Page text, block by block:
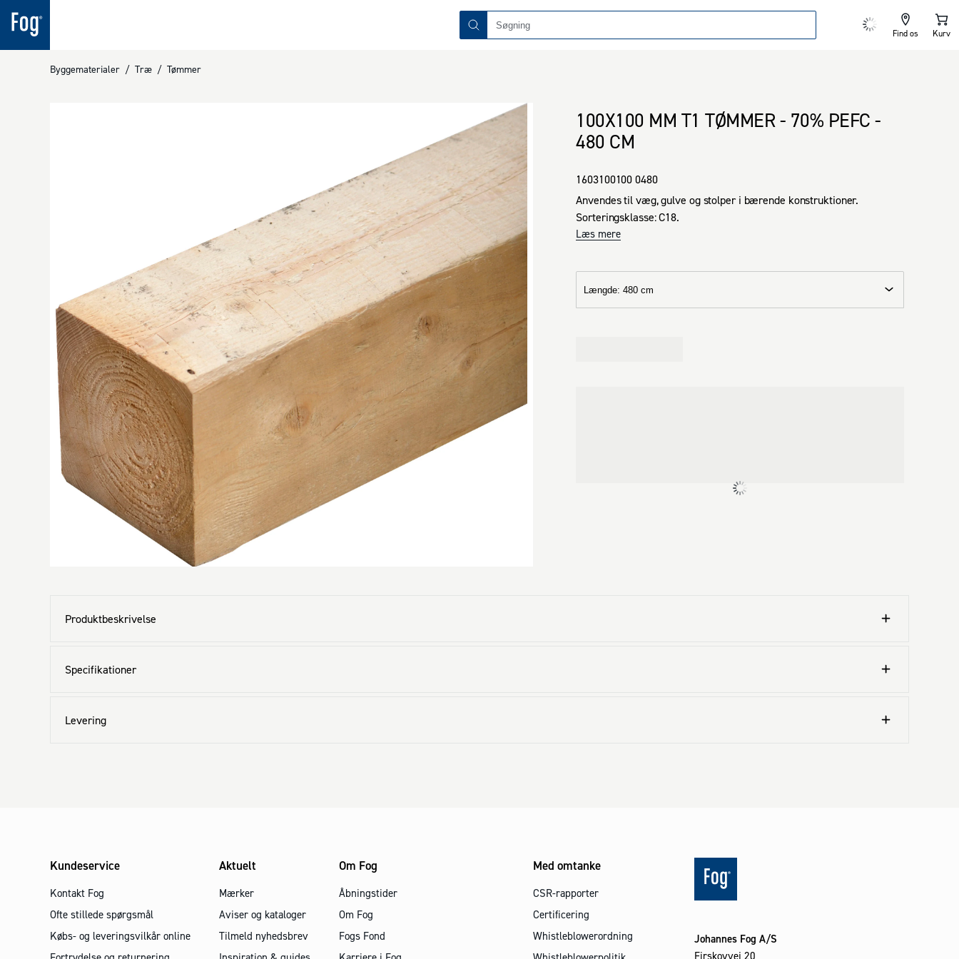
Find os Kurv
Byggematerialer / Træ / Tømmer
100X100 MM T1 TØMMER - 70% PEFC -
480 CM
1603100100 0480
Anvendes til væg, gulve og stolper i bærende konstruktioner.
Sorteringsklasse: C18.
Læs mere
Længde:480 cm
Produktbeskrivelse
Specifikationer
Levering
Kundeservice
Kontakt Fog
Ofte stillede spørgsmål
Købs- og leveringsvilkår online
Aktuelt
Mærker
Aviser og kataloger
Tilmeld nyhedsbrev
Om Fog
Åbningstider
Om Fog
Fogs Fond
Med omtanke
CSR-rapporter
Certificering
Whistleblowerordning
Johannes Fog A/S
Firskovvej 20